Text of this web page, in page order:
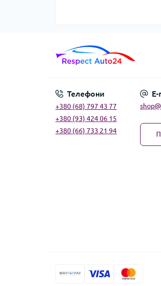
Телефони
+380 (68) 797 43 77
+380 (93) 424 06 15
+380 (66) 733 21 94